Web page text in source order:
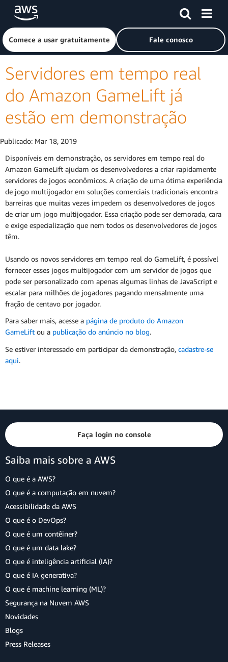
Pular para o conteúdo principal
Clique aqui para voltar à página inicial da Amazon Web
Comece a usar gratuitamente Fale conosco
Servidores em tempo real
do Amazon GameLift já
estão em demonstração
Publicado: Mar 18, 2019
Disponíveis em demonstração, os servidores em tempo real do
Amazon GameLift ajudam os desenvolvedores a criar rapidamente
servidores de jogos econômicos. A criação de uma ótima experiência
de jogo multijogador em soluções comerciais tradicionais encontra
barreiras que muitas vezes impedem os desenvolvedores de jogos
de criar um jogo multijogador. Essa criação pode ser demorada, cara
e exige especialização que nem todos os desenvolvedores de jogos
têm.
Usando os novos servidores em tempo real do GameLift, é possível
fornecer esses jogos multijogador com um servidor de jogos que
pode ser personalizado com apenas algumas linhas de JavaScript e
escalar para milhões de jogadores pagando mensalmente uma
fração de centavo por jogador.
Para saber mais, acesse a página de produto do Amazon
GameLift ou a publicação do anúncio no blog.
Se estiver interessado em participar da demonstração, cadastre-se
aqui.
Faça login no console
Saiba mais sobre a AWS
O que é a AWS?
O que é a computação em nuvem?
Acessibilidade da AWS
O que é o DevOps?
O que é um contêiner?
O que é um data lake?
O que é inteligência artificial (IA)?
O que é IA generativa?
O que é machine learning (ML)?
Segurança na Nuvem AWS
Novidades
Blogs
Press Releases